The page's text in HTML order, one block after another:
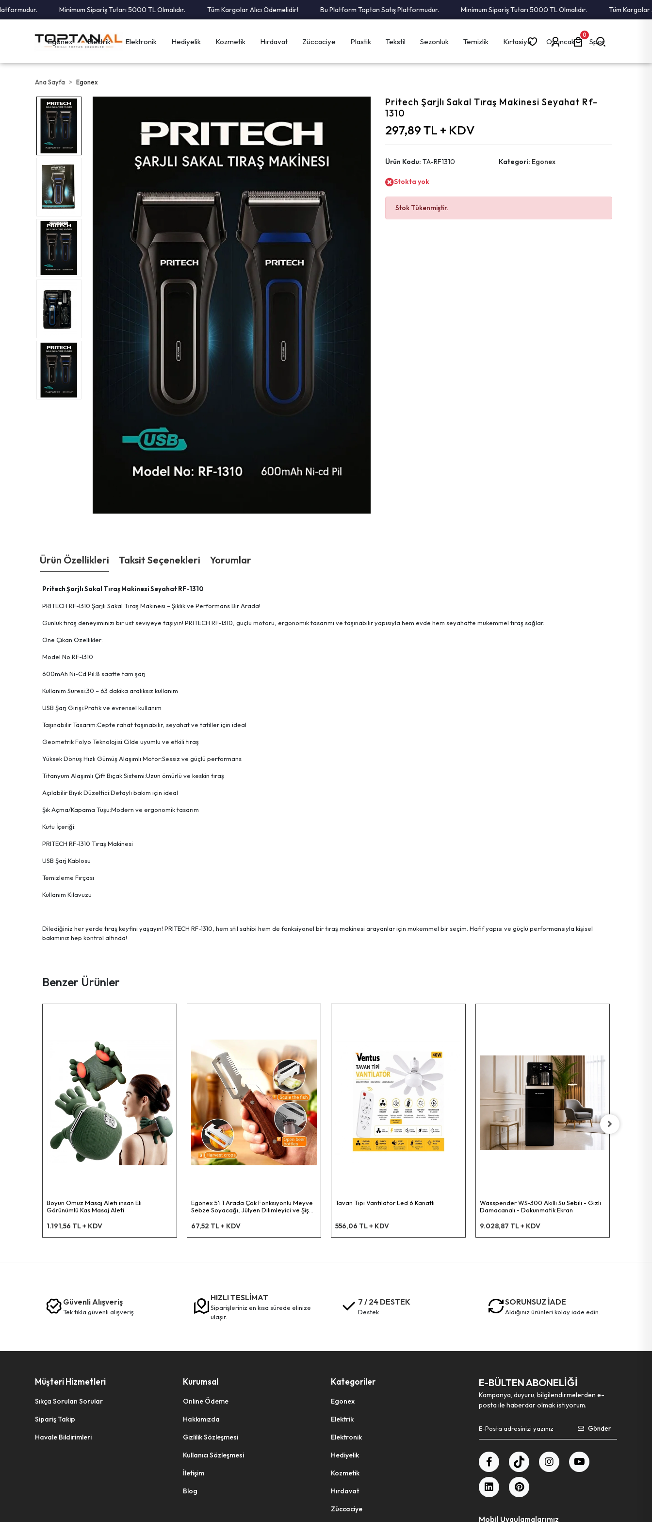
Minimum Sipariş Tutarı 5000 TL Olmalıdır. Tüm Kargolar Alıcı Ödemelidir! Bu Platform Toptan Satış Platformudur. Minimum Sipariş Tutarı 5000 TL Olmalıdır. Tüm Kargolar
Egonex Elektrik Elektronik Hediyelik Kozmetik Hırdavat Züccaciye Plastik Tekstil Sezonluk Temizlik Kırtasiye Oyuncak Spor
0
Ana Sayfa Egonex
Pritech Şarjlı Sakal Tıraş Makinesi Seyahat Rf-
1310
297,89 TL + KDV
Ürün Kodu: TA-RF1310 Kategori: Egonex
Stokta yok
Stok Tükenmiştir.
Ürün Özellikleri Taksit Seçenekleri Yorumlar
Pritech Şarjlı Sakal Tıraş Makinesi Seyahat RF-1310
PRITECH RF-1310 Şarjlı Sakal Tıraş Makinesi – Şıklık ve Performans Bir Arada!
Günlük tıraş deneyiminizi bir üst seviyeye taşıyın! PRITECH RF-1310, güçlü motoru, ergonomik tasarımı ve taşınabilir yapısıyla hem evde hem seyahatte mükemmel tıraş sağlar.
Öne Çıkan Özellikler:
Model No:RF-1310
600mAh Ni-Cd Pil:8 saatte tam şarj
Kullanım Süresi:30 – 63 dakika aralıksız kullanım
USB Şarj Girişi:Pratik ve evrensel kullanım
Taşınabilir Tasarım:Cepte rahat taşınabilir, seyahat ve tatiller için ideal
Geometrik Folyo Teknolojisi:Cilde uyumlu ve etkili tıraş
Yüksek Dönüş Hızlı Gümüş Alaşımlı Motor:Sessiz ve güçlü performans
Titanyum Alaşımlı Çift Bıçak Sistemi:Uzun ömürlü ve keskin tıraş
Açılabilir Bıyık Düzeltici:Detaylı bakım için ideal
Şık Açma/Kapama Tuşu:Modern ve ergonomik tasarım
Kutu İçeriği:
PRITECH RF-1310 Tıraş Makinesi
USB Şarj Kablosu
Temizleme Fırçası
Kullanım Kılavuzu
Dilediğiniz her yerde tıraş keyfini yaşayın! PRITECH RF-1310, hem stil sahibi hem de fonksiyonel bir tıraş makinesi arayanlar için mükemmel bir seçim. Hafif yapısı ve güçlü performansıyla kişisel
bakımınız hep kontrol altında!
Benzer Ürünler
Boyun Omuz Masaj Aleti insan Eli
Görünümlü Kas Masaj Aleti
1.191,56 TL + KDV
Egonex 5'i 1 Arada Çok Fonksiyonlu Meyve
Sebze Soyacağı, Jülyen Dilimleyici ve Şişe
67,52 TL + KDV
Tavan Tipi Vantilatör Led 6 Kanatlı
556,06 TL + KDV
Wasspender WS-300 Akıllı Su Sebili - Gizli
Damacanalı - Dokunmatik Ekran
9.028,87 TL + KDV
Güvenli Alışveriş
tek tikla güvenli̇ alişveri̇ş
HIZLI TESLİMAT
siparişleriniz en kısa sürede elinize
ulaşır.
7 / 24 DESTEK
destek
SORUNSUZ İADE
aldığınız ürünleri kolay iade edin.
Müşteri Hizmetleri
Sıkça Sorulan Sorular
Sipariş Takip
Havale Bildirimleri
Kurumsal
Online Ödeme
Hakkımızda
Gizlilik Sözleşmesi
Kullanıcı Sözleşmesi
İletişim
Blog
Kategoriler
Egonex
Elektrik
Elektronik
Hediyelik
Kozmetik
Hırdavat
Züccaciye
E-BÜLTEN ABONELİĞİ
Kampanya, duyuru, bilgilendirmelerden e-
posta ile haberdar olmak istiyorum.
Gönder
Mobil Uygulamalarımız